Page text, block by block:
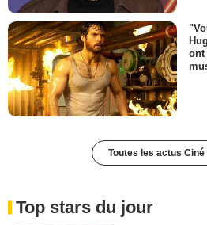
ont
Toutes les actus Ciné
Top stars du jour